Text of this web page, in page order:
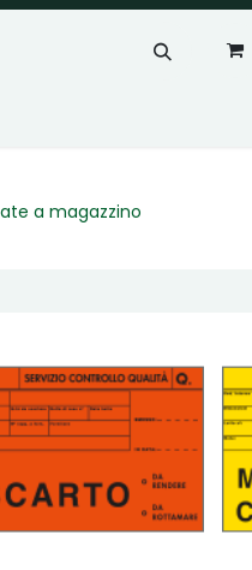
a magazzino